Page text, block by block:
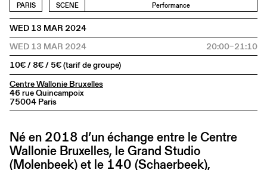
PARIS SCENE Performance
WED 13 MAR 2024
WED 13 MAR 2024
20:00–21:10
10€ / 8€ / 5€ (tarif de groupe)
Centre Wallonie Bruxelles
46 rue Quincampoix
75004 Paris
Né en 2018 d’un échange entre le Centre
Wallonie Bruxelles, le Grand Studio
(Molenbeek) et le 140 (Schaerbeek),